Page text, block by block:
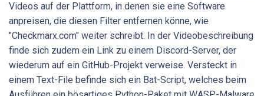
Videos auf der Plattform, in denen sie eine Software
anpreisen, die diesen Filter entfernen könne, wie
"Checkmarx.com" weiter schreibt. In der Videobeschreibung
finde sich zudem ein Link zu einem Discord-Server, der
wiederum auf ein GitHub-Projekt verweise. Versteckt in
einem Text-File befinde sich ein Bat-Script, welches beim